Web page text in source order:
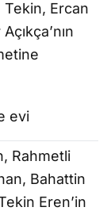
Tekin, Ercan
evi
Rahmetli
Bahattin
Eren’in